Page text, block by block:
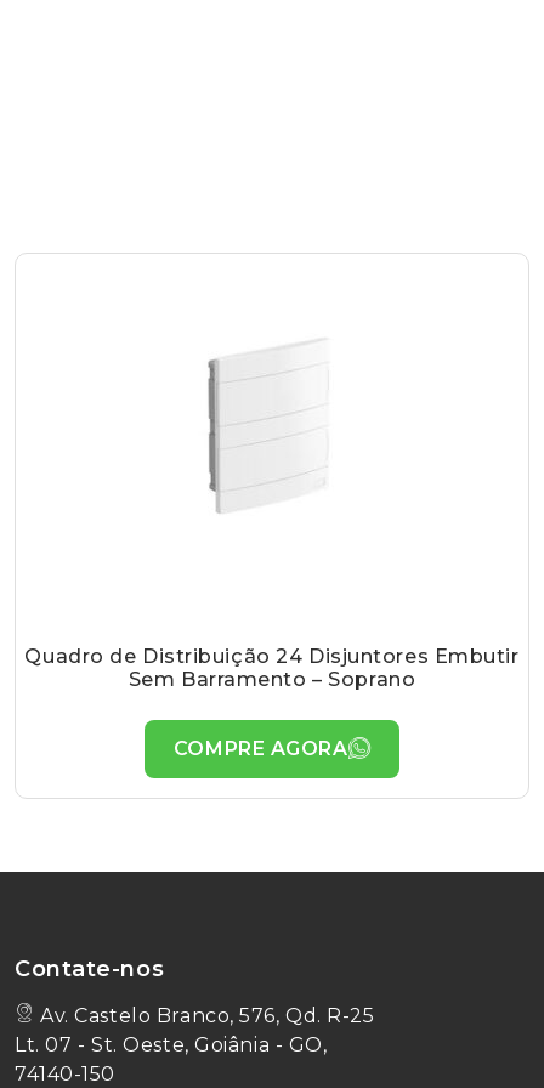
Quadro de Distribuição 24 Disjuntores Embutir
Sem Barramento – Soprano
COMPRE AGORA
Contate-nos
Av. Castelo Branco, 576, Qd. R-25
Lt. 07 - St. Oeste, Goiânia - GO,
74140-150